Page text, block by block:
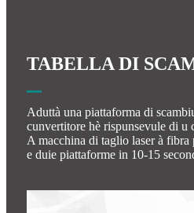
TABELLA DI
Aduttà una piattaforma di
cunvertitore hè rispunsevule di
A macchina di taglio laser à fibra
e duie piattaforme in 10-15